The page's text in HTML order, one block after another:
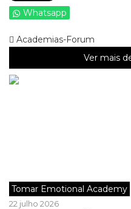
Whatsapp
Academias-Forum
Ver mais
Tomar Emotional Academy
22 julho 2026